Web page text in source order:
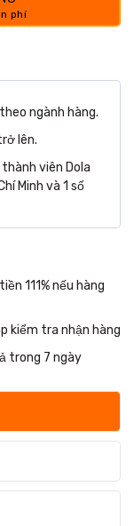
ngành hàng.
lên.
viên Dola
Minh và 1 số
111% nếu hàng
kiểm tra nhận hàng
trong 7 ngày